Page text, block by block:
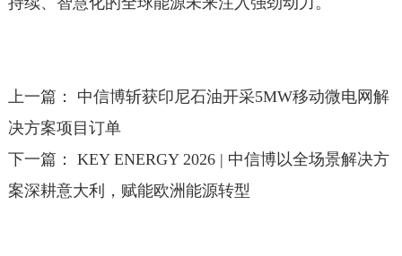
上一篇：
中信博斩获印尼石油开采5MW移动微电网解
决方案项目订单
下一篇：
KEY ENERGY 2026 | 中信博以全场景解决方
案深耕意大利，赋能欧洲能源转型